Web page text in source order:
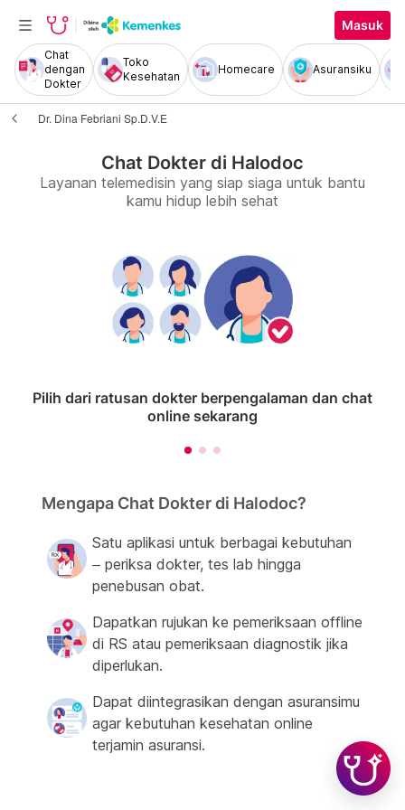
Masuk
Chat
dengan
Dokter
Toko
Kesehatan
Homecare Asuransiku
Dr. Dina Febriani Sp.D.V.E
Chat Dokter di Halodoc
Layanan telemedisin yang siap siaga untuk bantu
kamu hidup lebih sehat
Pilih dari ratusan dokter berpengalaman dan chat
online sekarang
Mengapa Chat Dokter di Halodoc?
Satu aplikasi untuk berbagai kebutuhan
– periksa dokter, tes lab hingga
penebusan obat.
Dapatkan rujukan ke pemeriksaan offline
di RS atau pemeriksaan diagnostik jika
diperlukan.
Dapat diintegrasikan dengan asuransimu
agar kebutuhan kesehatan online
terjamin asuransi.